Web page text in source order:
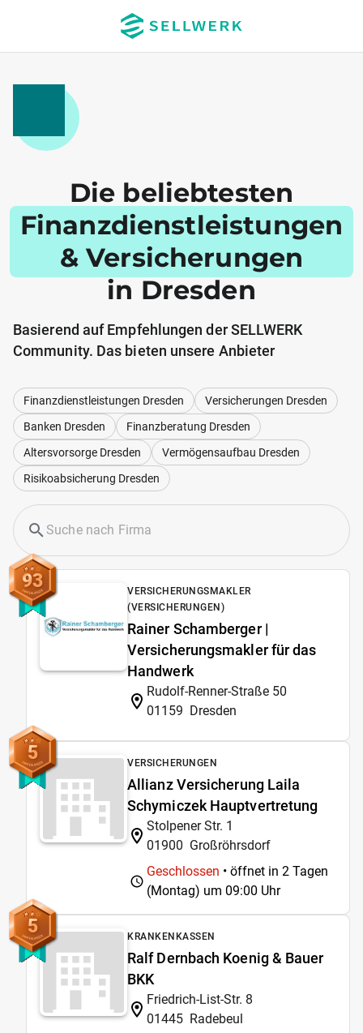
Die beliebtesten
Finanzdienstleistungen
& Versicherungen
in Dresden
Basierend auf Empfehlungen der SELLWERK
Community. Das bieten unsere Anbieter
Finanzdienstleistungen Dresden
Versicherungen Dresden
Banken Dresden
Finanzberatung Dresden
Altersvorsorge Dresden
Vermögensaufbau Dresden
Risikoabsicherung Dresden
93
VERSICHERUNGSMAKLER
(VERSICHERUNGEN)
Rainer Schamberger |
Versicherungsmakler für das
Handwerk
Rudolf-Renner-Straße 50
01159 Dresden
5 VERSICHERUNGEN
Allianz Versicherung Laila
Schymiczek Hauptvertretung
Stolpener Str. 1
01900 Großröhrsdorf
Geschlossen • öffnet in 2 Tagen
(Montag) um 09:00 Uhr
5 KRANKENKASSEN
Ralf Dernbach Koenig & Bauer
BKK
Friedrich-List-Str. 8
01445 Radebeul